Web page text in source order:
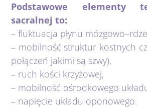
Podstawowe elementy
sacralnej to:
– fluktuacja płynu
– mobilność struktur kostnych
połączeń jakimi są szwy),
– ruch kości krzyżowej,
– mobilność ośrodkowego
– napięcie układu oponowego.